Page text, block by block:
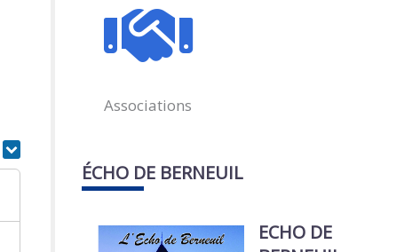
Associations
ÉCHO DE BERNEUIL
ECHO DE